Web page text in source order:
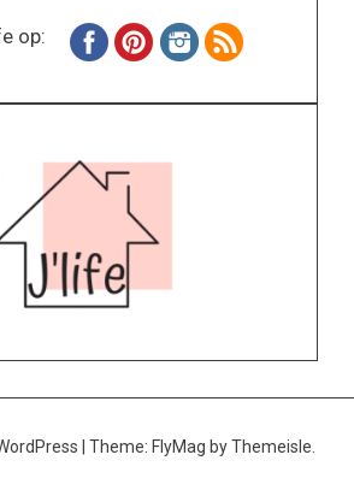
op:
Theme: FlyMag by Themeisle.